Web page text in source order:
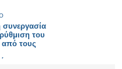
συνεργασία
του
από τους